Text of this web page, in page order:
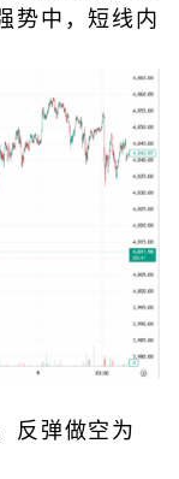
势中，短线内
反弹做空为